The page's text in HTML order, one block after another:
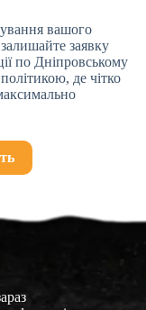
вашого
заявку
по Дніпровському
де чітко